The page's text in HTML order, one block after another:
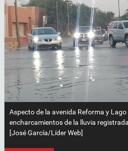
Aspecto de la avenida Reforma y Lago
encharcamientos de la lluvia
[José García/Líder Web]